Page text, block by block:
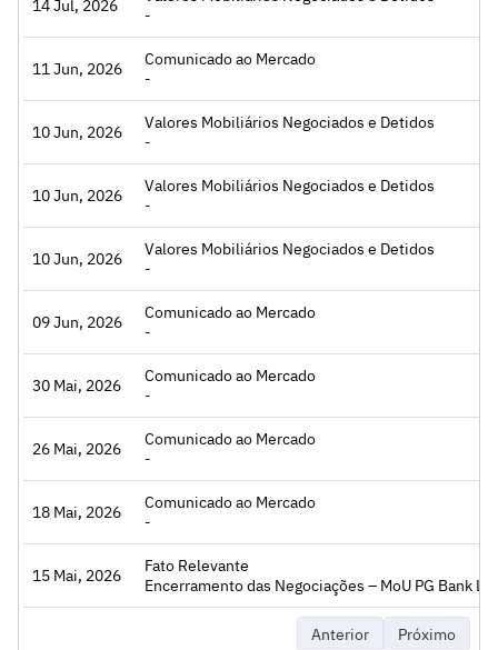
14 Jul, 2026
-
11 Jun, 2026
Comunicado ao Mercado
-
10 Jun, 2026
Valores Mobiliários Negociados e Detidos
-
10 Jun, 2026
Valores Mobiliários Negociados e Detidos
-
10 Jun, 2026
Valores Mobiliários Negociados e Detidos
-
09 Jun, 2026
Comunicado ao Mercado
-
30 Mai, 2026
Comunicado ao Mercado
-
26 Mai, 2026
Comunicado ao Mercado
-
18 Mai, 2026
Comunicado ao Mercado
-
15 Mai, 2026
Fato Relevante
Encerramento das Negociações – MoU PG Bank
Anterior Próximo